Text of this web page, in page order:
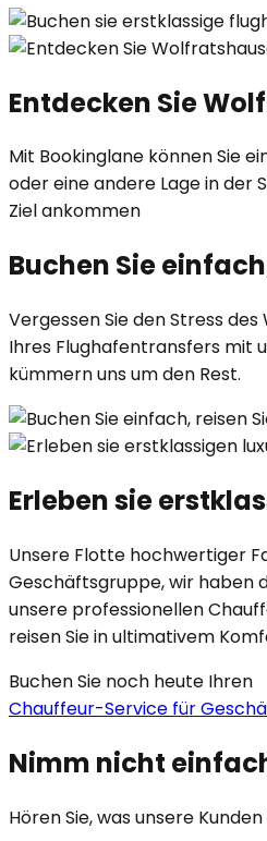
Entdecken Sie
Mit Bookinglane können Sie
oder eine andere Lage in der
Ziel ankommen
Buchen Sie
Vergessen Sie den Stress
Ihres Flughafentransfers mit
kümmern uns um den Rest.
Erleben sie
Unsere Flotte hochwertiger
Geschäftsgruppe, wir haben
unsere professionellen
reisen Sie in ultimativem
Buchen Sie noch heute Ihren
Chauffeur-Service für
Nimm nicht
Hören Sie, was unsere